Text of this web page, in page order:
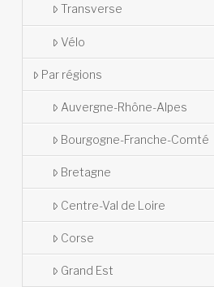
Transverse
Vélo
Par régions
Auvergne-Rhône-Alpes
Bourgogne-Franche-Comté
Bretagne
Centre-Val de Loire
Corse
Grand Est